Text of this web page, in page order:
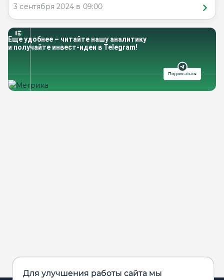
Для улучшения работы сайта мы
3 сентября 2024 в 09:00
Еще удобнее – читайте нашу аналитику
и получайте инвест-идеи в Telegram!
Подписаться